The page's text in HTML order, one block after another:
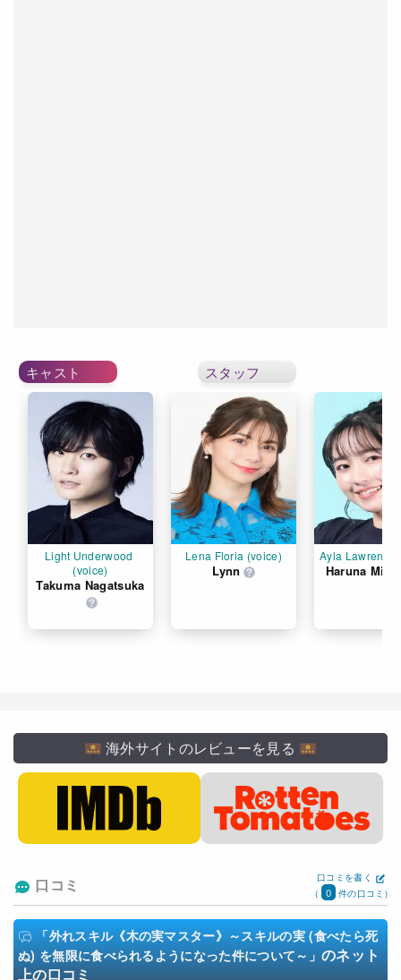
キャスト スタッフ
Light Underwood
(voice)
Takuma Nagatsuka
Lena Floria (voice)
Lynn
Ayla Lawrence
Haruna
海外サイトのレビューを見る
口コミ
口コミを書く
(
0 件の口コミ)
「外れスキル《木の実マスター》～スキルの実 (食べたら死
ぬ) を無限に食べられるようになった件について～」 のネット
上の口コミ